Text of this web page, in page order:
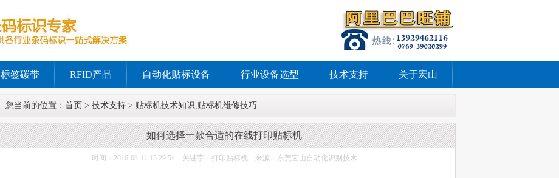
标签碳带 RFID产品 自动化贴标设备 行业设备选型 技术支持 关于宏山
您当前的位置： 首页 > 技术支持 > 贴标机技术知识,贴标机维修技巧
如何选择一款合适的在线打印贴标机
时间：2016-03-11 15:29:54 关键字：打印贴标机 来源：东莞宏山自动化识别技术